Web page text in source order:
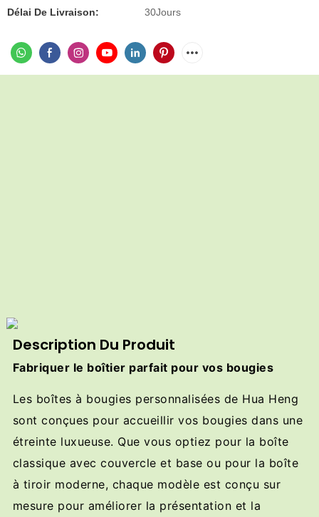
Délai De Livraison: 30Jours
Description Du Produit
Fabriquer le boîtier parfait pour vos bougies
Les boîtes à bougies personnalisées de Hua Heng
sont conçues pour accueillir vos bougies dans une
étreinte luxueuse. Que vous optiez pour la boîte
classique avec couvercle et base ou pour la boîte
à tiroir moderne, chaque modèle est conçu sur
mesure pour améliorer la présentation et la